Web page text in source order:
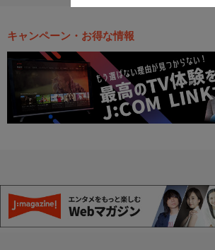
キャンペーン・お得な情報